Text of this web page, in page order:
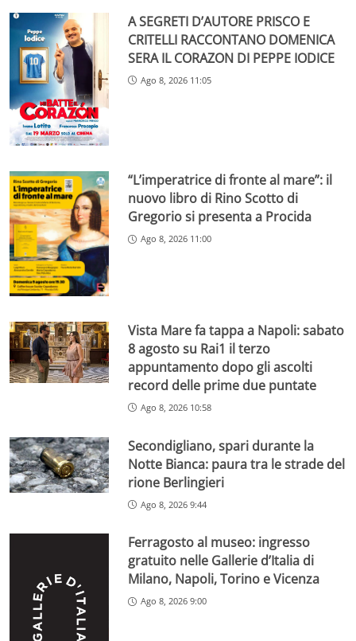
A SEGRETI D’AUTORE PRISCO E
CRITELLI RACCONTANO DOMENICA
SERA IL CORAZON DI PEPPE IODICE
Ago 8, 2026 11:05
“L’imperatrice di fronte al mare”: il
nuovo libro di Rino Scotto di
Gregorio si presenta a Procida
Ago 8, 2026 11:00
Vista Mare fa tappa a Napoli: sabato
8 agosto su Rai1 il terzo
appuntamento dopo gli ascolti
record delle prime due puntate
Ago 8, 2026 10:58
Secondigliano, spari durante la
Notte Bianca: paura tra le strade del
rione Berlingieri
Ago 8, 2026 9:44
Ferragosto al museo: ingresso
gratuito nelle Gallerie d’Italia di
Milano, Napoli, Torino e Vicenza
Ago 8, 2026 9:00